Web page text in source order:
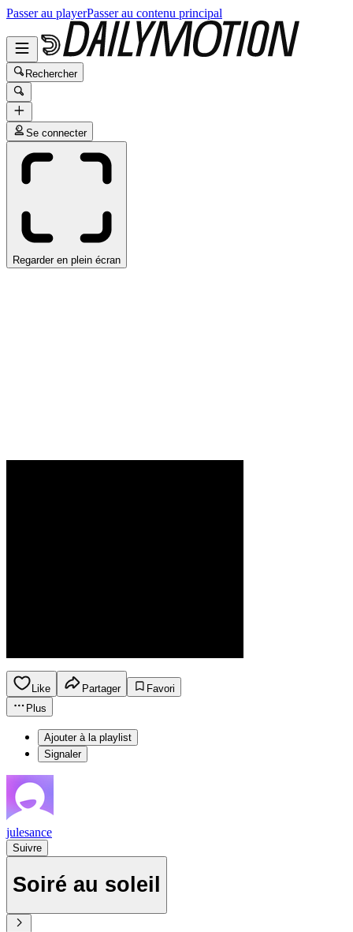
Passer au playerPasser au contenu principal
Rechercher
Se connecter
Regarder en plein écran
Like Partager
Favori
Plus
Ajouter à la playlist
Signaler
julesance
Suivre
Soiré au soleil